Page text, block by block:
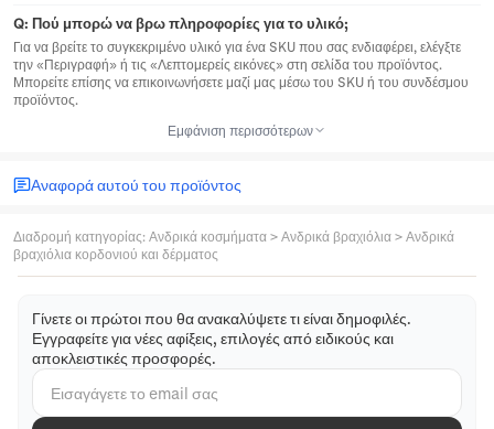
Q: Πού μπορώ να βρω πληροφορίες για το υλικό;
Για να βρείτε το συγκεκριμένο υλικό για ένα SKU που σας ενδιαφέρει, ελέγξτε
την «Περιγραφή» ή τις «Λεπτομερείς εικόνες» στη σελίδα του προϊόντος.
Μπορείτε επίσης να επικοινωνήσετε μαζί μας μέσω του SKU ή του συνδέσμου
προϊόντος.
Εμφάνιση περισσότερων
Αναφορά αυτού του προϊόντος
Διαδρομή κατηγορίας: Ανδρικά κοσμήματα > Ανδρικά βραχιόλια > Ανδρικά
βραχιόλια κορδονιού και δέρματος
Γίνετε οι πρώτοι που θα ανακαλύψετε τι είναι δημοφιλές.
Εγγραφείτε για νέες αφίξεις, επιλογές από ειδικούς και
αποκλειστικές προσφορές.